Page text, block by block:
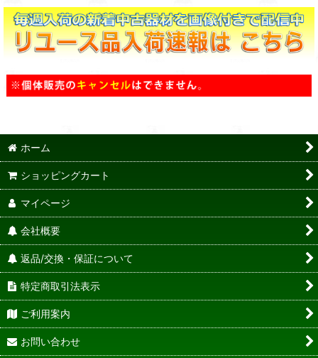
ホーム
ショッピングカート
マイページ
会社概要
返品/交換・保証について
特定商取引法表示
ご利用案内
お問い合わせ